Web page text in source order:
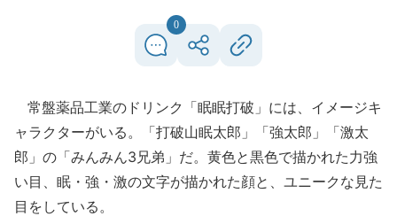
0
常盤薬品工業のドリンク「眠眠打破」には、イメージキ
ャラクターがいる。「打破山眠太郎」「強太郎」「激太
郎」の「みんみん3兄弟」だ。黄色と黒色で描かれた力強
い目、眠・強・激の文字が描かれた顔と、ユニークな見た
目をしている。